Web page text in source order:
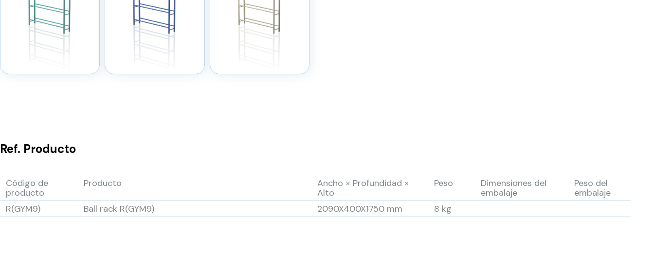
Ref. Producto
Código de
producto
Producto
Ancho × Profundidad ×
Alto
Peso
Dimensiones del
embalaje
Peso del
embalaje
R(GYM9)
Ball rack R(GYM9) 2090X400X1750 mm 8 kg